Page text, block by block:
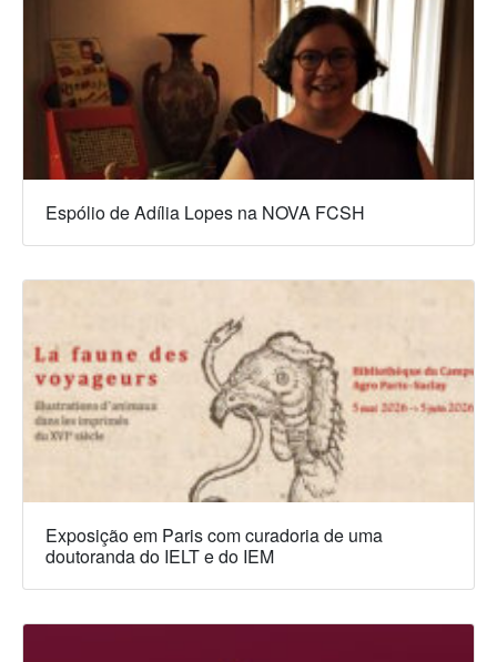
Espólio de Adília Lopes na NOVA FCSH
Exposição em Paris com curadoria de uma
doutoranda do IELT e do IEM